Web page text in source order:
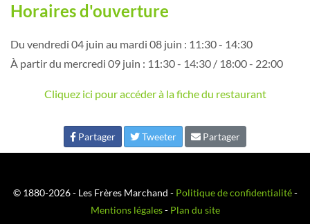
Horaires d'ouverture
Du vendredi 04 juin au mardi 08 juin : 11:30 - 14:30
À partir du mercredi 09 juin : 11:30 - 14:30 / 18:00 - 22:00
Cliquez ici pour accéder à la fiche du restaurant
Partager Tweeter Partager
© 1880-2026 - Les Frères Marchand - Politique de confidentialité-
Mentions légales- Plan du site